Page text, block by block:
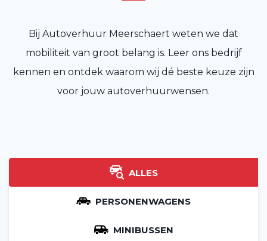
Bij Autoverhuur Meerschaert weten we dat
mobiliteit van groot belang is. Leer ons bedrijf
kennen en ontdek waarom wij dé beste keuze zijn
voor jouw autoverhuurwensen.
ALLES
PERSONENWAGENS
MINIBUSSEN